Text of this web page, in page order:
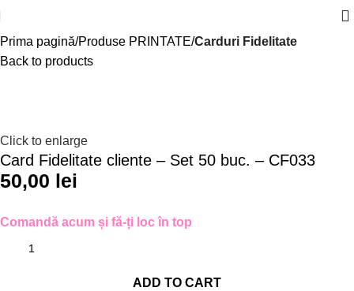
Prima pagină Produse PRINTATE Carduri Fidelitate
Back to products
Click to enlarge
Card Fidelitate cliente – Set 50 buc. – CF033
50,00 lei
Comandă acum și fă-ți loc în top
ADD TO CART